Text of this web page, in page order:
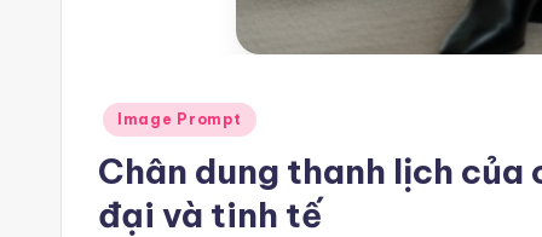
Posted
Image Prompt
Chân dung thanh lịch
đại và tinh tế